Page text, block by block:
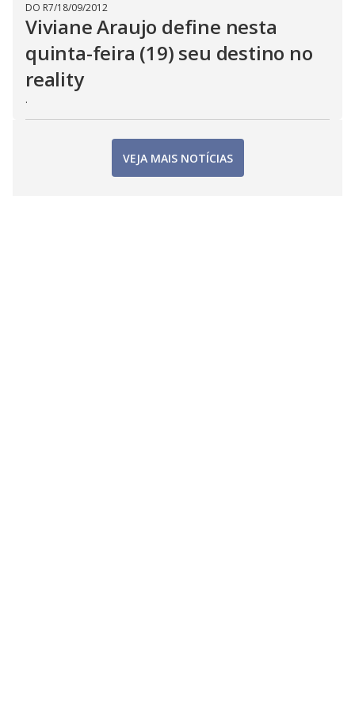
DO R7/18/09/2012
Viviane Araujo define nesta
quinta-feira (19) seu destino no
reality
.
VEJA MAIS NOTÍCIAS